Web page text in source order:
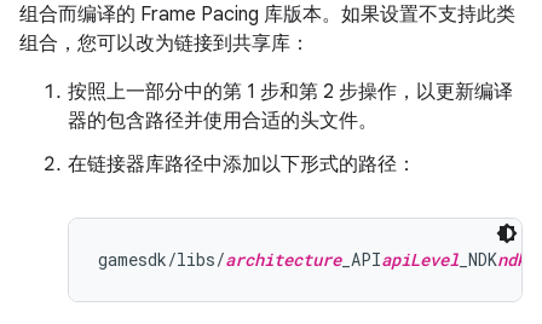
组合而编译的 Frame Pacing 库版本。如果设置不支持此类
组合，您可以改为链接到共享库：
按照上一部分中的第 1 步和第 2 步操作，以更新编译
器的包含路径并使用合适的头文件。
在链接器库路径中添加以下形式的路径：
gamesdk/libs/architecture_APIapiLevel _NDK